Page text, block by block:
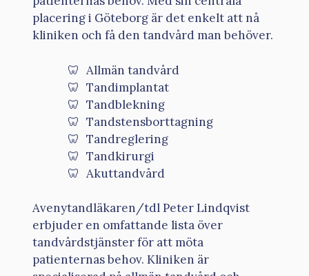
placering i Göteborg är det enkelt att nå
kliniken och få den tandvård man behöver.
Allmän tandvård
Tandimplantat
Tandblekning
Tandstensborttagning
Tandreglering
Tandkirurgi
Akuttandvård
Avenytandläkaren/tdl Peter Lindqvist
erbjuder en omfattande lista över
tandvårdstjänster för att möta
patienternas behov. Kliniken är